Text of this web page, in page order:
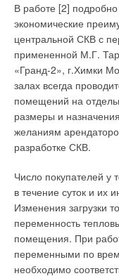
В работе [2]
экономические
центральной СКВ с
примененной М.Г.
«Гранд-2», г.Химки
залах всегда
помещений на
размеры и
желаниям
разработке СКВ.
Число покупателей у
в течение суток и их
Изменения загрузки
переменность
помещения. При
переменными по
необходимо
всем мире
СОК №7 | 2005
BUDERUS
с производства
его дальнейшей
чугунных
BUDERUS было
Хирценхайн, —
секционные
компания уже